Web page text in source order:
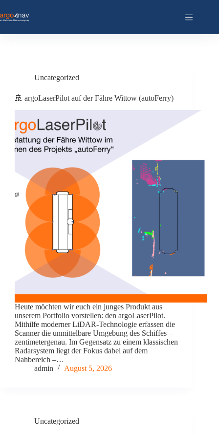
Inhalt
springen
Uncategorized
🚢 argoLaserPilot auf der Fähre Wittow (autoFerry)
Heute möchten wir euch ein junges Produkt aus
unserem Portfolio vorstellen: den argoLaserPilot.
Mithilfe moderner LiDAR-Technologie erfassen die
Scanner die unmittelbare Umgebung des Schiffes –
zentimetergenau. Im Gegensatz zu einem klassischen
Radarsystem liegt der Fokus dabei auf dem
Nahbereich –…
admin
August 5, 2026
Uncategorized